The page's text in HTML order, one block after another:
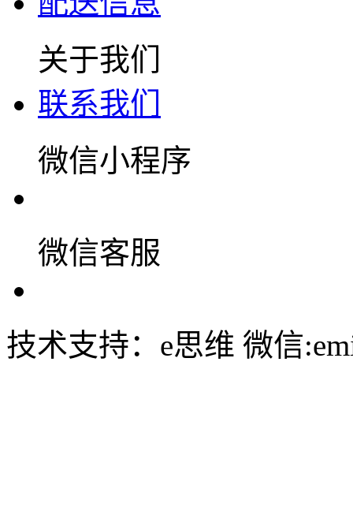
关于我们
联系我们
微信小程序
微信客服
技术支持：e思维 微信